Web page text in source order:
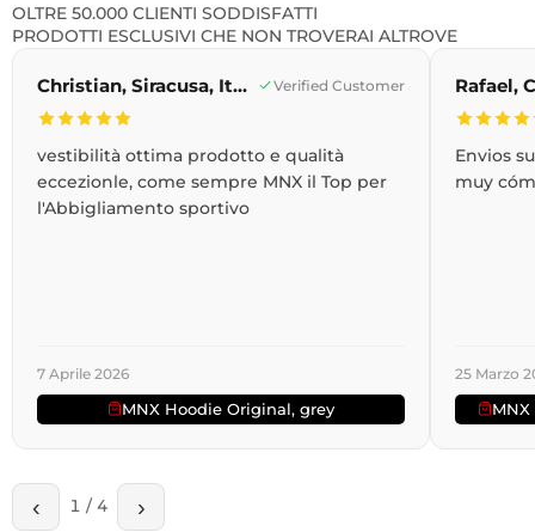
OLTRE 50.000 CLIENTI SODDISFATTI
PRODOTTI ESCLUSIVI CHE NON TROVERAI ALTROVE
Christian, Siracusa, Italia Verified Customer
vestibilità ottima prodotto e qualità
eccezionle, come sempre MNX il Top per
l'Abbigliamento sportivo
7 Aprile 2026
MNX Hoodie Original, grey
Envios
muy
25 Marzo
‹ 1 /4 ›